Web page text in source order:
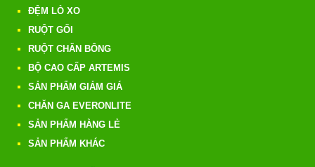
ĐỆM LÒ XO
RUỘT GỐI
RUỘT CHĂN BÔNG
BỘ CAO CẤP ARTEMIS
SẢN PHẨM GIẢM GIÁ
CHĂN GA EVERONLITE
SẢN PHẨM HÀNG LẺ
SẢN PHẨM KHÁC